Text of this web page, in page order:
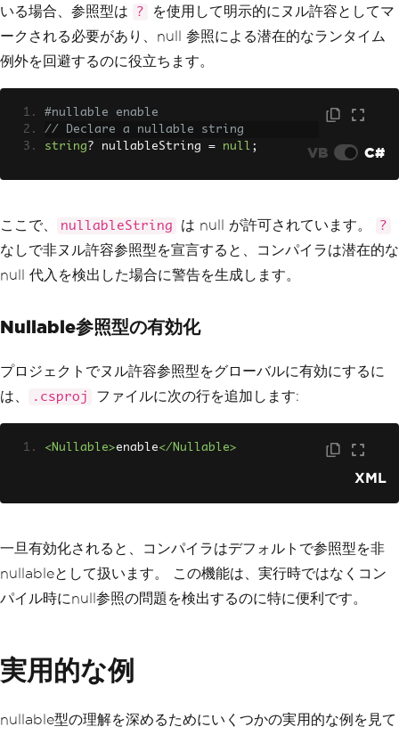
いる場合、参照型は ?
を使用して明示的にヌル許容としてマ
ークされる必要があり、null 参照による潜在的なランタイム
例外を回避するのに役立ちます。
#nullable enable
// Declare a nullable string
string? nullableString = null ; VB C#
ここで、 nullableString は null が許可されています。 ?
なしで非ヌル許容参照型を宣言すると、コンパイラは潜在的な
null 代入を検出した場合に警告を生成します。
Nullable参照型の有効化
プロジェクトでヌル許容参照型をグローバルに有効にするに
は、
.csproj ファイルに次の行を追加します:
<Nullable>enable</Nullable>
XML
一旦有効化されると、コンパイラはデフォルトで参照型を非
nullableとして扱います。 この機能は、実行時ではなくコン
パイル時にnull参照の問題を検出するのに特に便利です。
実用的な例
nullable型の理解を深めるためにいくつかの実用的な例を見て